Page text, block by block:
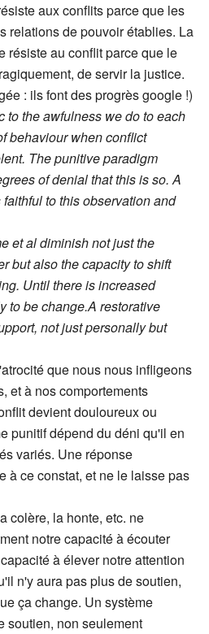
aux conflits parce que les
relations de pouvoir établies. La
résiste au conflit parce que le
de servir la justice.
: ils font des progrès google !)
to the awfulness we do to each
behaviour when conflict
The punitive paradigm
of denial that this is so. A
to this observation and
et al diminish not just the
but also the capacity to shift
Until there is increased
to be change.A restorative
not just personally but
que nous nous infligeons
et à nos comportements
devient douloureux ou
punitif dépend du déni qu'il en
variés. Une réponse
à ce constat, et ne le laisse pas
colère, la honte, etc. ne
notre capacité à écouter
à élever notre attention
n'y aura pas plus de soutien,
ça change. Un système
soutien, non seulement